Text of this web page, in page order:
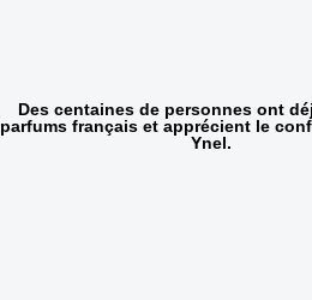
Des centaines de personnes ont
parfums français et apprécient le
Ynel.